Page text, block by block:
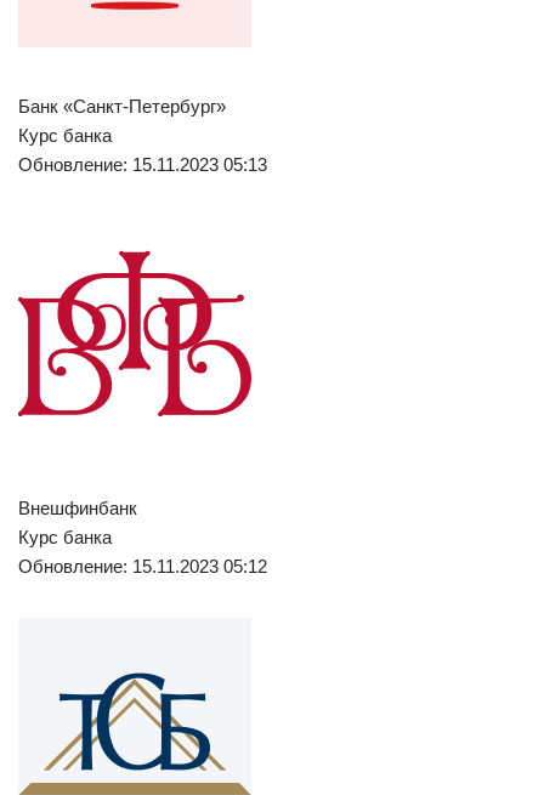
Банк «Санкт-Петербург»
Курс банка
Обновление: 15.11.2023 05:13
Внешфинбанк
Курс банка
Обновление: 15.11.2023 05:12